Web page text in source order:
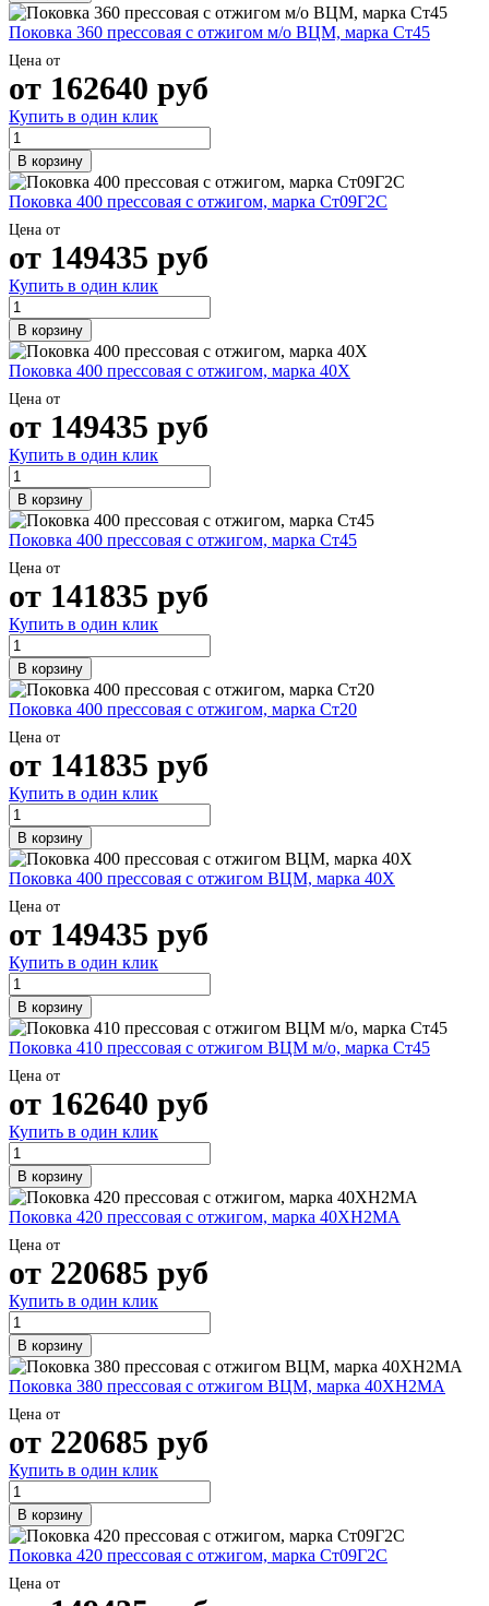
Поковка 360 прессовая с отжигом м/о ВЦМ, марка Ст45
Цена от
от 162640 руб
Купить в один клик
В корзину
Поковка 400 прессовая с отжигом, марка Ст09Г2С
Цена от
от 149435 руб
Купить в один клик
В корзину
Поковка 400 прессовая с отжигом, марка 40Х
Цена от
от 149435 руб
Купить в один клик
В корзину
Поковка 400 прессовая с отжигом, марка Ст45
Цена от
от 141835 руб
Купить в один клик
В корзину
Поковка 400 прессовая с отжигом, марка Ст20
Цена от
от 141835 руб
Купить в один клик
В корзину
Поковка 400 прессовая с отжигом ВЦМ, марка 40Х
Цена от
от 149435 руб
Купить в один клик
В корзину
Поковка 410 прессовая с отжигом ВЦМ м/о, марка Ст45
Цена от
от 162640 руб
Купить в один клик
В корзину
Поковка 420 прессовая с отжигом, марка 40ХН2МА
Цена от
от 220685 руб
Купить в один клик
В корзину
Поковка 380 прессовая с отжигом ВЦМ, марка 40ХН2МА
Цена от
от 220685 руб
Купить в один клик
В корзину
Поковка 420 прессовая с отжигом, марка Ст09Г2С
Цена от